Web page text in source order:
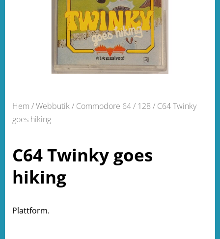
Hem /Webbutik/ Commodore 64 / 128 / C64 Twinky
goes hiking
C64 Twinky goes
hiking
Plattform.